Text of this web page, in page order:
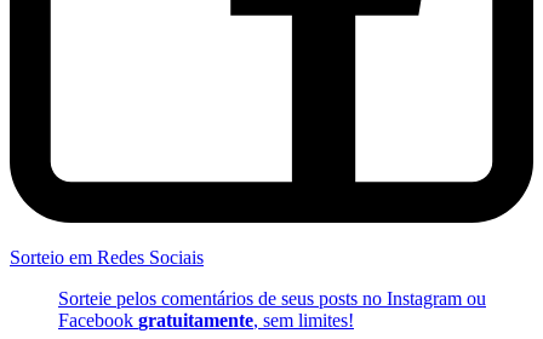
Sorteio em Redes Sociais
Sorteie pelos comentários de seus posts no Instagram ou
Facebook gratuitamente, sem limites!